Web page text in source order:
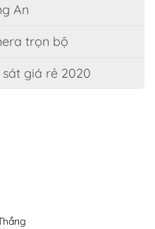
An
trọn bộ
giá rẻ 2020